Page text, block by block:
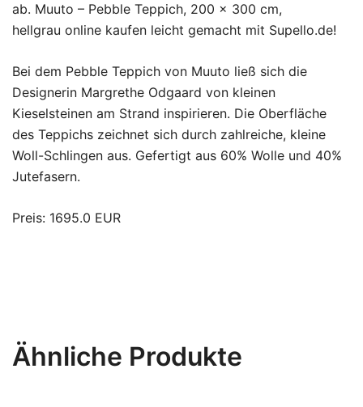
ab. Muuto – Pebble Teppich, 200 x 300 cm,
hellgrau online kaufen leicht gemacht mit Supello.de!
Bei dem Pebble Teppich von Muuto ließ sich die
Designerin Margrethe Odgaard von kleinen
Kieselsteinen am Strand inspirieren. Die Oberfläche
des Teppichs zeichnet sich durch zahlreiche, kleine
Woll-Schlingen aus. Gefertigt aus 60% Wolle und 40%
Jutefasern.
Preis: 1695.0 EUR
Ähnliche Produkte